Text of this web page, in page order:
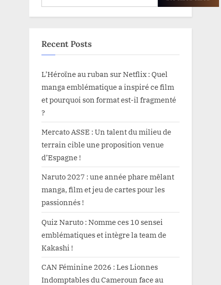
Recent Posts
L’Héroïne au ruban sur Netflix : Quel
manga emblématique a inspiré ce film
et pourquoi son format est-il fragmenté
?
Mercato ASSE : Un talent du milieu de
terrain cible une proposition venue
d’Espagne !
Naruto 2027 : une année phare mêlant
manga, film et jeu de cartes pour les
passionnés !
Quiz Naruto : Nomme ces 10 sensei
emblématiques et intègre la team de
Kakashi !
CAN Féminine 2026 : Les Lionnes
Indomptables du Cameroun face au